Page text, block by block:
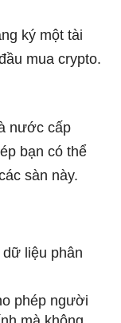
ký một tài
mua crypto.
nước cấp
bạn có thể
sàn này.
liệu phân
phép người